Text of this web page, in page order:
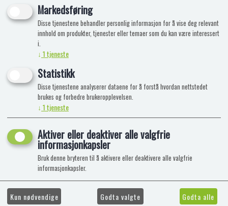
Markedsføring
Disse tjenestene behandler personlig informasjon for å vise deg relevant
innhold om produkter, tjenester eller temaer som du kan være interessert
i.
↓ 1tjeneste
Statistikk
Disse tjenestene analyserer dataene for å forstå hvordan nettstedet
brukes og forbedre brukeropplevelsen.
↓ 1tjeneste
Aktiver eller deaktiver alle valgfrie
informasjonkapsler
Bruk denne bryteren til å aktivere eller deaktivere alle valgfrie
informasjonkapsler.
Kun nødvendige Godta valgte Godta alle